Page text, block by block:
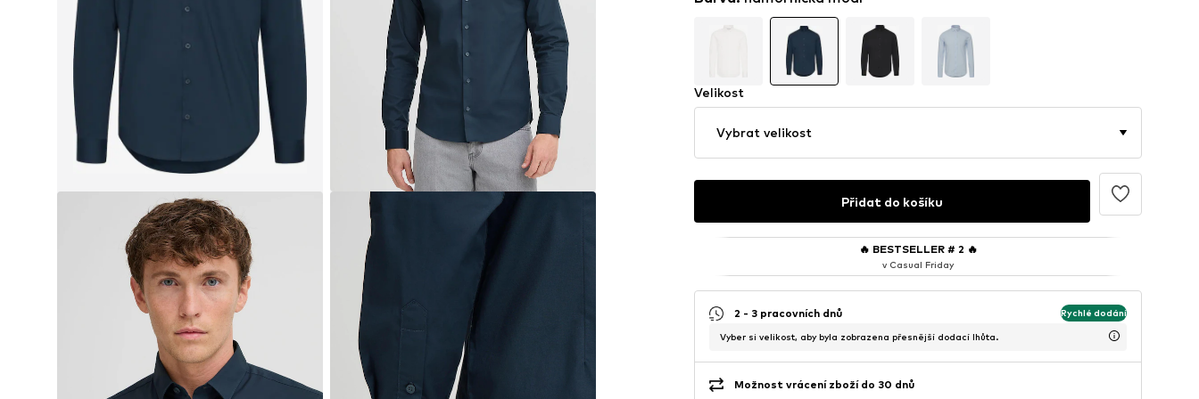
Velikost
Vybrat velikost
Přidat do košíku
🔥 BESTSELLER # 2 🔥
v Casual Friday
2 - 3 pracovních dnů Rychlé dodání
Vyber si velikost, aby byla zobrazena přesnější dodací lhůta.
Možnost vrácení zboží do 30 dnů